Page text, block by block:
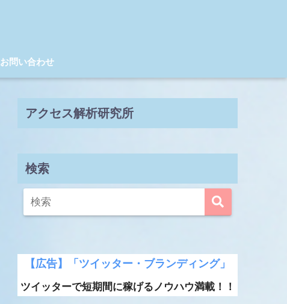
お問い合わせ
アクセス解析研究所
検索
【広告】「ツイッター・ブランディング」
ツイッターで短期間に稼げるノウハウ満載！！